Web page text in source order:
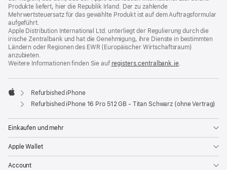
Produkte liefert, hier die Republik Irland. Der zu zahlende
Mehrwertsteuersatz für das gewählte Produkt ist auf dem Auftragsformular
aufgeführt.
Apple Distribution International Ltd. unterliegt der Regulierung durch die
irische Zentralbank und hat die Genehmigung, ihre Dienste in bestimmten
Ländern oder Regionen des EWR (Europäischer Wirtschaftsraum)
anzubieten.
Weitere Informationen finden Sie auf registers.centralbank.ie(Öffnet
neues
.
Apple
Refurbished iPhone
Refurbished iPhone 16 Pro 512 GB - Titan Schwarz (ohne Vertrag)
Einkaufen und mehr
Apple Wallet
Account